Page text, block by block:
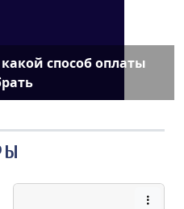
способ оплаты